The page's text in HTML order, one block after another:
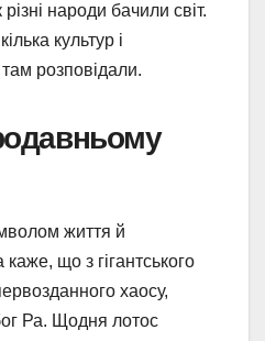
народи бачили світ.
культур і
там розповідали.
життя й
що з гігантського
хаосу,
Ра. Щодня лотос